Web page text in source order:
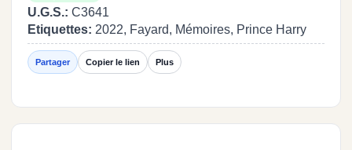
U.G.S.: C3641
Etiquettes: 2022, Fayard, Mémoires, Prince Harry
Partager Copier le lien Plus